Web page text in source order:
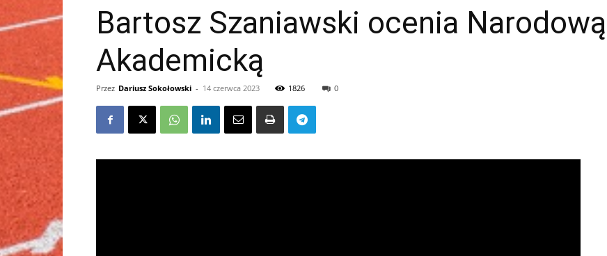
Bartosz Szaniawski ocenia
Akademicką
Przez Dariusz Sokołowski - 14 czerwca 2023 1826 0